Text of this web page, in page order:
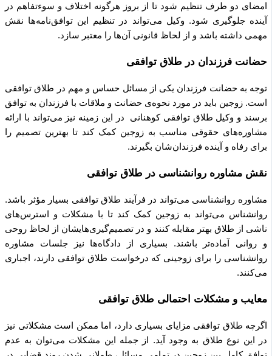
امضای دو طرف تنظیم شود تا از بروز هرگونه اختلاف و سوءتفاهم در
آینده جلوگیری شود. وکیل می‌تواند در تنظیم این توافق‌نامه‌ها نقش
مهمی داشته باشد و از لحاظ قانونی آن‌ها را معتبر سازد.
حضانت فرزندان در طلاق توافقی
توجه به حضانت فرزندان یکی از مسائل حساس و مهم در طلاق توافقی
است. زوجین باید در مورد نحوه‌ی حضانت و ملاقات با فرزندان به توافق
برسند و وکیل طلاق توافقی کوهنانی در این زمینه نیز می‌تواند با ارائه
مشاوره‌های حقوقی مناسب به زوجین کمک کند تا بهترین تصمیم را
برای رفاه و آینده فرزندان‌شان بگیرند.
نقش مشاوره روانشناسی در طلاق توافقی
مشاوره روانشناسی می‌تواند در فرآیند طلاق توافقی بسیار مؤثر باشد.
روانشناس می‌تواند به زوجین کمک کند تا با مشکلات و استرس‌های
ناشی از طلاق بهتر مقابله کنند و در تصمیم‌گیری‌هایشان از لحاظ روحی
و روانی آماده‌تر باشند. بسیاری از دادگاه‌ها نیز جلسات مشاوره
روانشناسی را برای زوجینی که درخواست طلاق توافقی دارند، اجباری
می‌کنند.
معایب و مشکلات احتمالی طلاق توافقی
اگرچه طلاق توافقی مزایای بسیاری دارد، اما ممکن است مشکلاتی نیز
در این نوع طلاق به وجود آید. از جمله این مشکلات می‌توان به عدم